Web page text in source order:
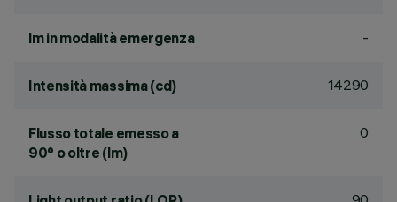
lm in modalità emergenza -
Intensità massima (cd) 14290
Flusso totale emesso a
90° o oltre (lm)
0